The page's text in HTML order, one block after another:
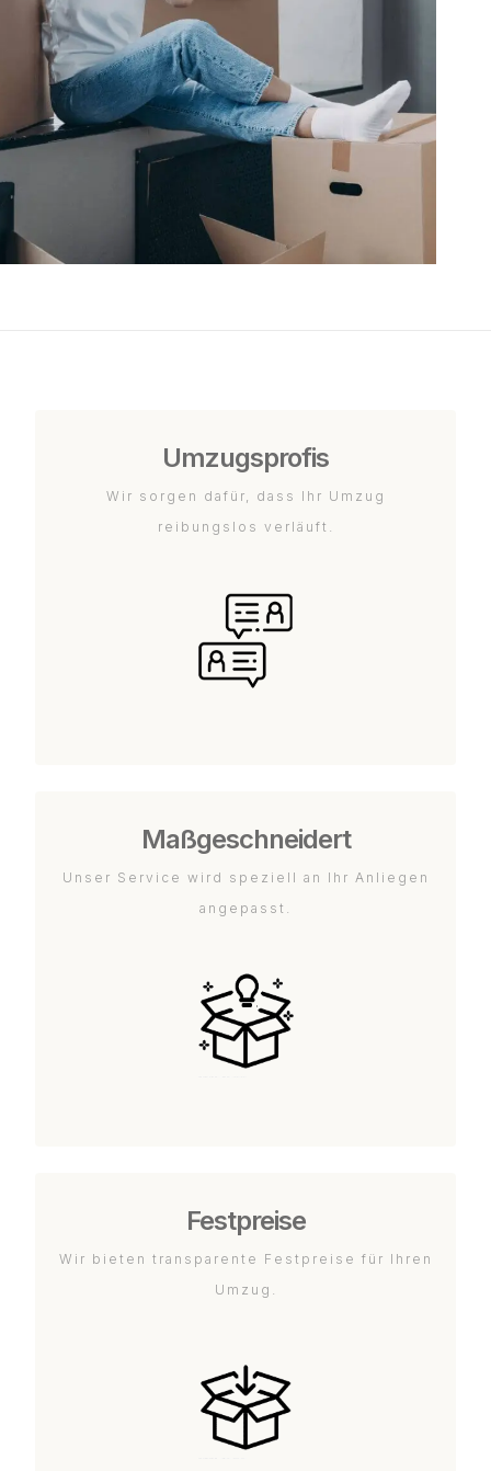
Umzugsprofis
Wir sorgen dafür, dass Ihr Umzug
reibungslos verläuft.
Maßgeschneidert
Unser Service wird speziell an Ihr Anliegen
angepasst.
Festpreise
Wir bieten transparente Festpreise für Ihren
Umzug.